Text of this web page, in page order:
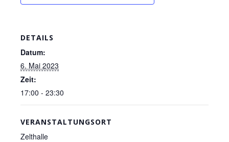
DETAILS
Datum:
6. Mai 2023
Zeit:
17:00 - 23:30
VERANSTALTUNGSORT
Zelthalle